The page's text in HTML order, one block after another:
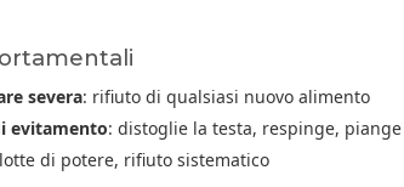
severa: rifiuto di qualsiasi nuovo alimento
evitamento: distoglie la testa, respinge, piange
di potere, rifiuto sistematico